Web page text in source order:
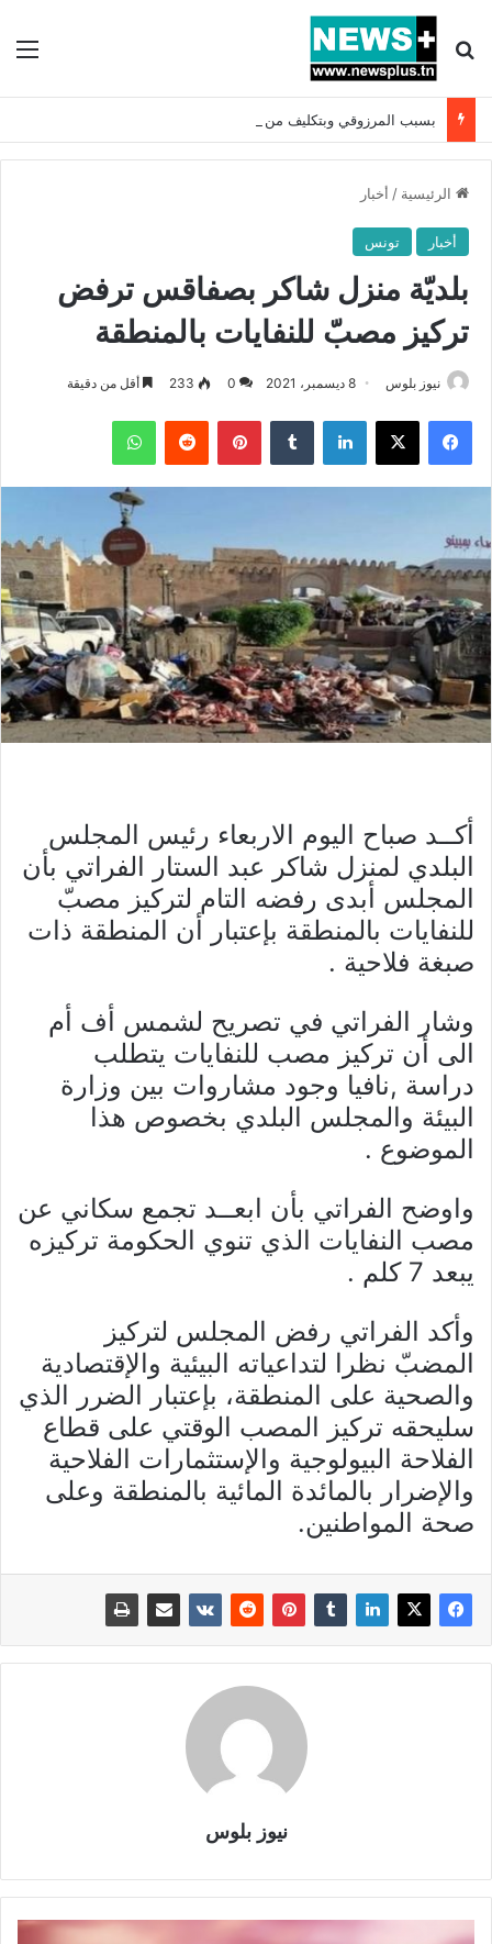
بحث عن
الرئيسية / أخبار
أخبار تونس
بلديّة منزل شاكر بصفاقس ترفض
تركيز مصبّ للنفايات بالمنطقة
نيوز بلوس 8 ديسمبر، 2021 0
233 أقل من دقيقة
فيسبوك X لينكدإن بينتيريست واتساب
أكــد صباح اليوم الاربعاء رئيس المجلس
البلدي لمنزل شاكر عبد الستار الفراتي بأن
المجلس أبدى رفضه التام لتركيز مصبّ
للنفايات بالمنطقة بإعتبار أن المنطقة ذات
صبغة فلاحية .
وشار الفراتي في تصريح لشمس أف أم
الى أن تركيز مصب للنفايات يتطلب
دراسة ,نافيا وجود مشاروات بين وزارة
البيئة والمجلس البلدي بخصوص هذا
الموضوع .
واوضح الفراتي بأن ابعــد تجمع سكاني عن
مصب النفايات الذي تنوي الحكومة تركيزه
يبعد 7 كلم .
وأكد الفراتي رفض المجلس لتركيز
المضبّ نظرا لتداعياته البيئية والإقتصادية
والصحية على المنطقة، بإعتبار الضرر الذي
سليحقه تركيز المصب الوقتي على قطاع
الفلاحة البيولوجية والإستثمارات الفلاحية
والإضرار بالمائدة المائية بالمنطقة وعلى
صحة المواطنين.
نيوز بلوس